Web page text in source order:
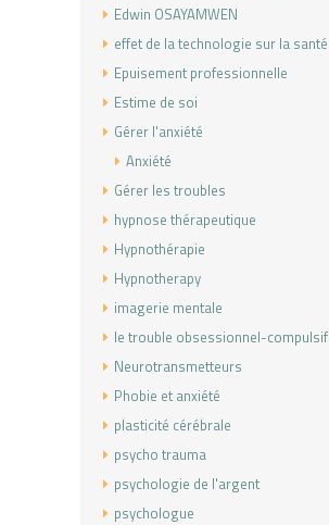
Edwin OSAYAMWEN
effet de la technologie sur la santé
Epuisement professionnelle
Estime de soi
Gérer l'anxiété
Anxiété
Gérer les troubles
hypnose thérapeutique
Hypnothérapie
Hypnotherapy
imagerie mentale
le trouble obsessionnel-compulsif
Neurotransmetteurs
Phobie et anxiété
plasticité cérébrale
psycho trauma
psychologie de l'argent
psychologue